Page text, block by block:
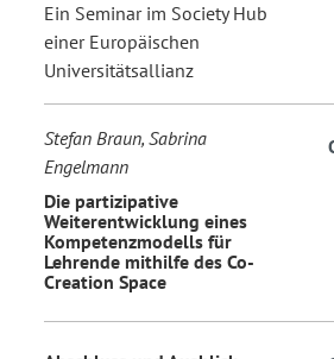
Ein Seminar im Society Hub
einer Europäischen
Universitätsallianz
Stefan Braun, Sabrina
Engelmann
Die partizipative
Weiterentwicklung eines
Kompetenzmodells für
Lehrende mithilfe des Co-
Creation Space